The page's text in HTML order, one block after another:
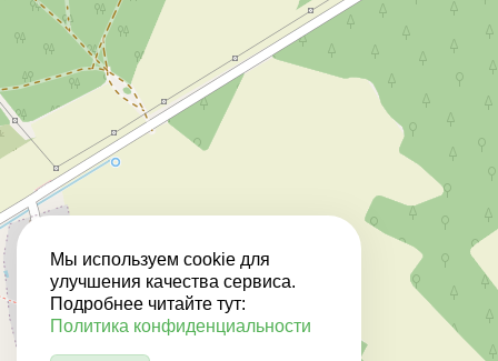
Мы используем cookie для
улучшения качества сервиса.
Подробнее читайте тут:
Политика конфиденциальности